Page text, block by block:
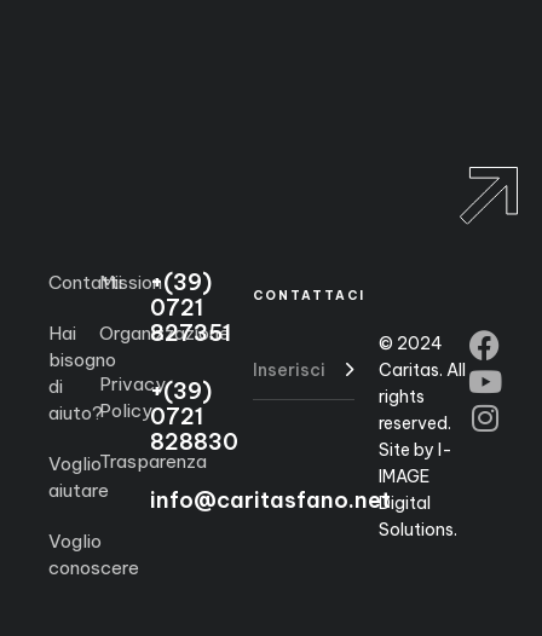
Contatti
Hai
bisogno
di
aiuto?
Voglio
aiutare
Voglio
conoscere
Mission
Organizzazione
Privacy
Policy
Trasparenza
+(39)
0721
827351
+(39)
0721
828830
info@caritasfano.net
CONTATTACI
© 2024
Caritas. All
rights
reserved.
Site by I-
IMAGE
Digital
Solutions.